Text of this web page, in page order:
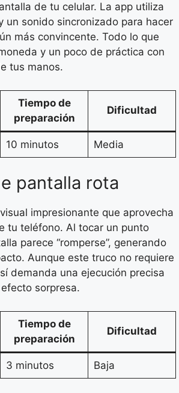
de tu celular. La app utiliza
un sonido sincronizado para hacer
más convincente. Todo lo que
y un poco de práctica con
tus manos.
Tiempo de
preparación
Dificultad
10 minutos Media
pantalla rota
impresionante que aprovecha
tu teléfono. Al tocar un punto
parece “romperse”, generando
Aunque este truco no requiere
demanda una ejecución precisa
sorpresa.
Tiempo de
preparación
Dificultad
3 minutos Baja